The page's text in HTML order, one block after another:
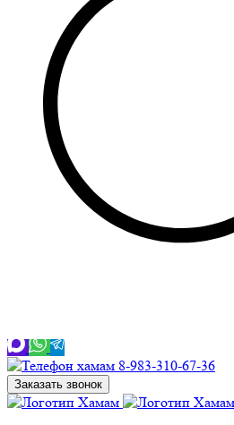
8-983-310-67-36
Заказать звонок